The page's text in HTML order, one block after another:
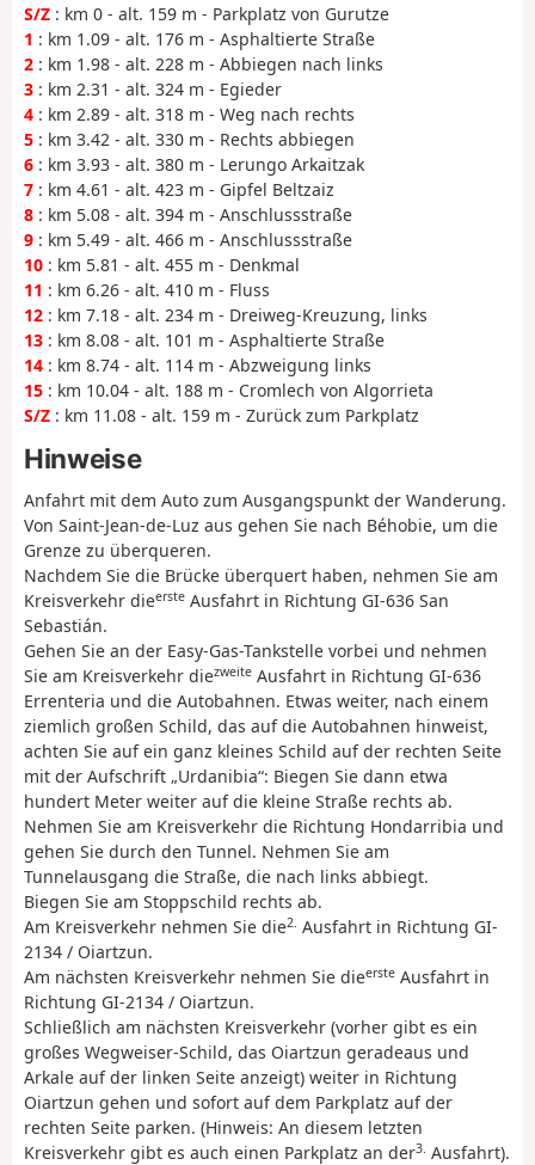
S/Z : km 0 - alt. 159 m - Parkplatz von Gurutze
1 : km 1.09 - alt. 176 m - Asphaltierte Straße
2 : km 1.98 - alt. 228 m - Abbiegen nach links
3 : km 2.31 - alt. 324 m - Egieder
4 : km 2.89 - alt. 318 m - Weg nach rechts
5 : km 3.42 - alt. 330 m - Rechts abbiegen
6 : km 3.93 - alt. 380 m - Lerungo Arkaitzak
7 : km 4.61 - alt. 423 m - Gipfel Beltzaiz
8 : km 5.08 - alt. 394 m - Anschlussstraße
9 : km 5.49 - alt. 466 m - Anschlussstraße
10 : km 5.81 - alt. 455 m - Denkmal
11 : km 6.26 - alt. 410 m - Fluss
12 : km 7.18 - alt. 234 m - Dreiweg-Kreuzung, links
13 : km 8.08 - alt. 101 m - Asphaltierte Straße
14 : km 8.74 - alt. 114 m - Abzweigung links
15 : km 10.04 - alt. 188 m - Cromlech von Algorrieta
S/Z : km 11.08 - alt. 159 m - Zurück zum Parkplatz
Hinweise
Anfahrt mit dem Auto zum Ausgangspunkt der Wanderung.
Von Saint-Jean-de-Luz aus gehen Sie nach Béhobie, um die
Grenze zu überqueren.
Nachdem Sie die Brücke überquert haben, nehmen Sie am
Kreisverkehr dieerste Ausfahrt in Richtung GI-636 San
Sebastián.
Gehen Sie an der Easy-Gas-Tankstelle vorbei und nehmen
Sie am Kreisverkehr diezweite Ausfahrt in Richtung GI-636
Errenteria und die Autobahnen. Etwas weiter, nach einem
ziemlich großen Schild, das auf die Autobahnen hinweist,
achten Sie auf ein ganz kleines Schild auf der rechten Seite
mit der Aufschrift „Urdanibia“: Biegen Sie dann etwa
hundert Meter weiter auf die kleine Straße rechts ab.
Nehmen Sie am Kreisverkehr die Richtung Hondarribia und
gehen Sie durch den Tunnel. Nehmen Sie am
Tunnelausgang die Straße, die nach links abbiegt.
Biegen Sie am Stoppschild rechts ab.
Am Kreisverkehr nehmen Sie die2. Ausfahrt in Richtung GI-
2134 / Oiartzun.
Am nächsten Kreisverkehr nehmen Sie dieerste Ausfahrt in
Richtung GI-2134 / Oiartzun.
Schließlich am nächsten Kreisverkehr (vorher gibt es ein
großes Wegweiser-Schild, das Oiartzun geradeaus und
Arkale auf der linken Seite anzeigt) weiter in Richtung
Oiartzun gehen und sofort auf dem Parkplatz auf der
rechten Seite parken. (Hinweis: An diesem letzten
Kreisverkehr gibt es auch einen Parkplatz an der3. Ausfahrt).